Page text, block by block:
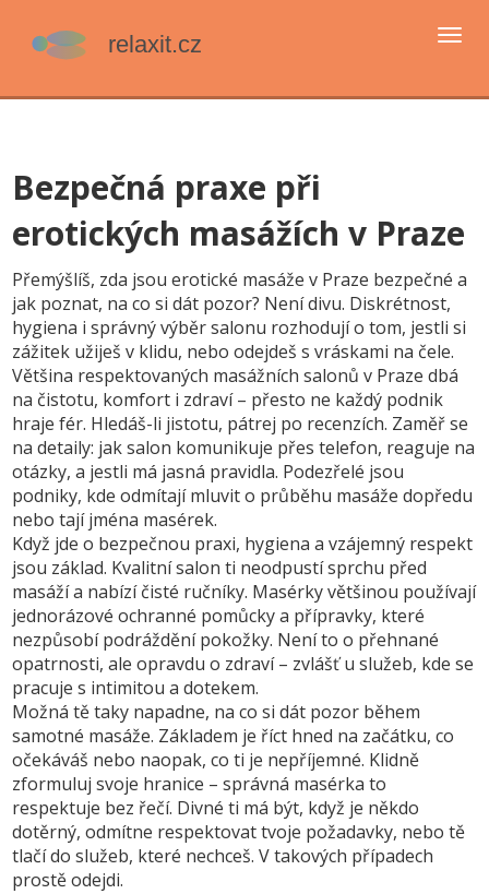
Bezpečná praxe při
erotických masážích v Praze
Přemýšlíš, zda jsou erotické masáže v Praze bezpečné a
jak poznat, na co si dát pozor? Není divu. Diskrétnost,
hygiena i správný výběr salonu rozhodují o tom, jestli si
zážitek užiješ v klidu, nebo odejdeš s vráskami na čele.
Většina respektovaných masážních salonů v Praze dbá
na čistotu, komfort i zdraví – přesto ne každý podnik
hraje fér. Hledáš-li jistotu, pátrej po recenzích. Zaměř se
na detaily: jak salon komunikuje přes telefon, reaguje na
otázky, a jestli má jasná pravidla. Podezřelé jsou
podniky, kde odmítají mluvit o průběhu masáže dopředu
nebo tají jména masérek.
Když jde o bezpečnou praxi, hygiena a vzájemný respekt
jsou základ. Kvalitní salon ti neodpustí sprchu před
masáží a nabízí čisté ručníky. Masérky většinou používají
jednorázové ochranné pomůcky a přípravky, které
nezpůsobí podráždění pokožky. Není to o přehnané
opatrnosti, ale opravdu o zdraví – zvlášť u služeb, kde se
pracuje s intimitou a dotekem.
Možná tě taky napadne, na co si dát pozor během
samotné masáže. Základem je říct hned na začátku, co
očekáváš nebo naopak, co ti je nepříjemné. Klidně
zformuluj svoje hranice – správná masérka to
respektuje bez řečí. Divné ti má být, když je někdo
dotěrný, odmítne respektovat tvoje požadavky, nebo tě
tlačí do služeb, které nechceš. V takových případech
prostě odejdi.